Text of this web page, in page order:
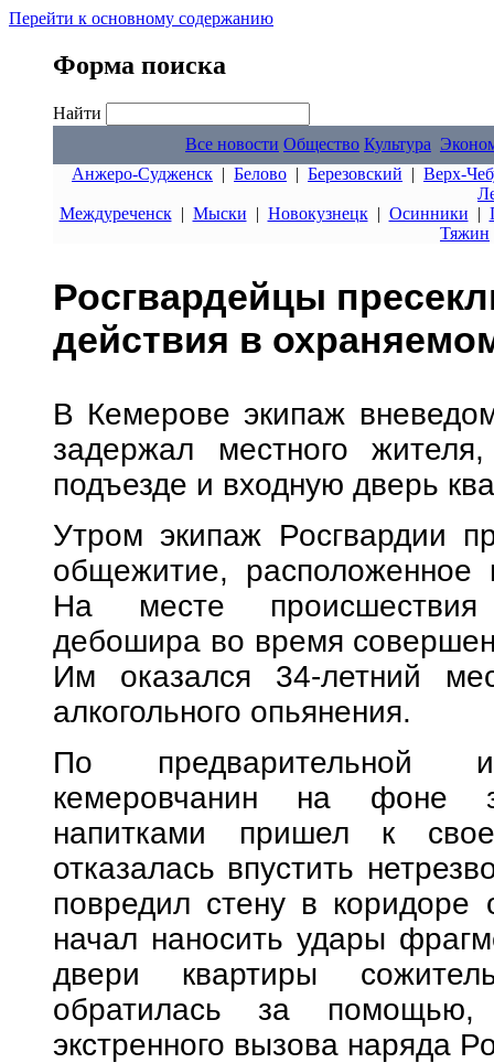
Перейти к основному содержанию
Форма поиска
Найти
Все новости Общество Культура
Анжеро-Судженск | Белово | Березовский | Верх-
Междуреченск| Мыски | Новокузнецк| Осинники |
Тяжин
Росгвардейцы
действия в
В Кемерове экипаж
задержал местного
подъезде и входную дверь
Утром экипаж Росгвардии
общежитие, расположенное
На месте происшествия
дебошира во время
Им оказался 34-летний
алкогольного опьянения.
По предварительной
кемеровчанин на фоне
напитками пришел к
отказалась впустить
повредил стену в коридоре
начал наносить удары
двери квартиры
обратилась за помощью,
экстренного вызова наряда